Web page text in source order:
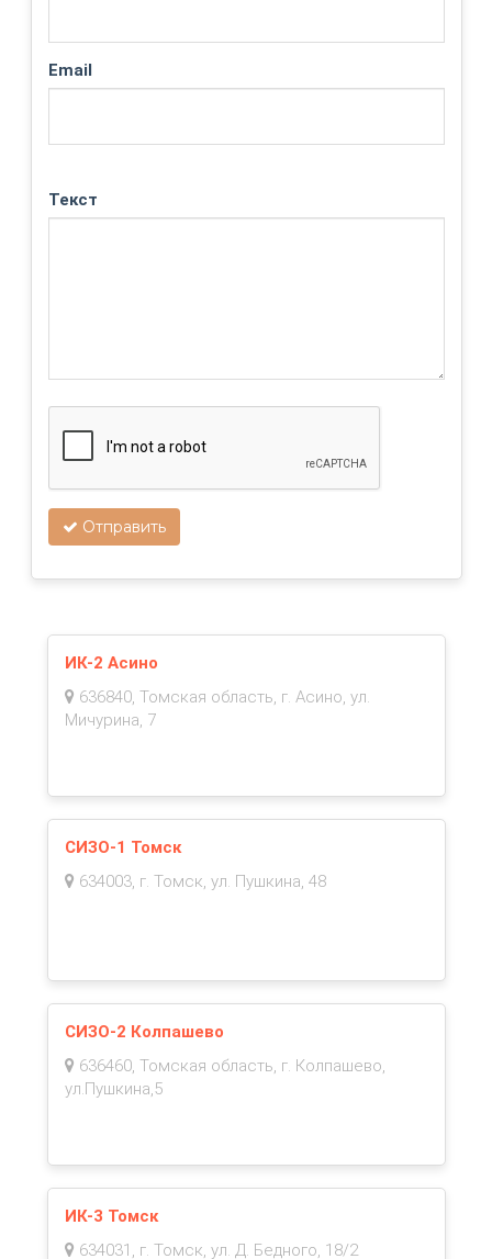
Email
Текст
Отправить
ИК-2 Асино
636840, Томская область, г. Асино, ул.
Мичурина, 7
СИЗО-1 Томск
634003, г. Томск, ул. Пушкина, 48
СИЗО-2 Колпашево
636460, Томская область, г. Колпашево,
ул.Пушкина,5
ИК-3 Томск
634031, г. Томск, ул. Д. Бедного, 18/2